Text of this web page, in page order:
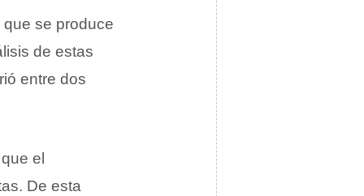
que se produce
de estas
entre dos
el
De esta